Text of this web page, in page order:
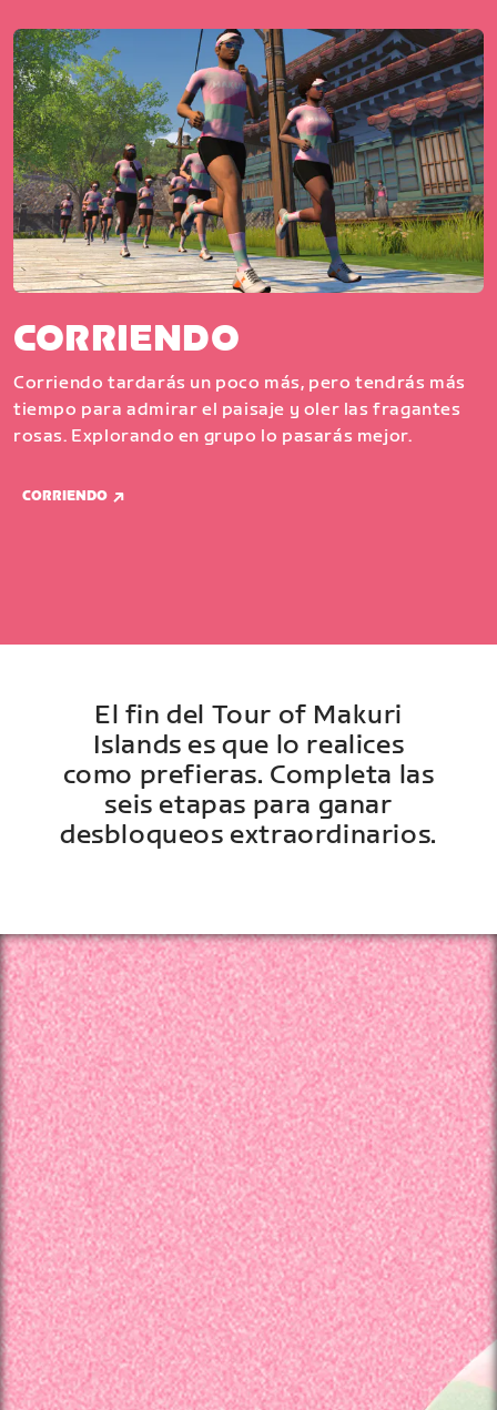
CORRIENDO
Corriendo tardarás un poco más, pero tendrás más
tiempo para admirar el paisaje y oler las fragantes
rosas. Explorando en grupo lo pasarás mejor.
CORRIENDO
El fin del Tour of Makuri
Islands es que lo realices
como prefieras. Completa las
seis etapas para ganar
desbloqueos extraordinarios.